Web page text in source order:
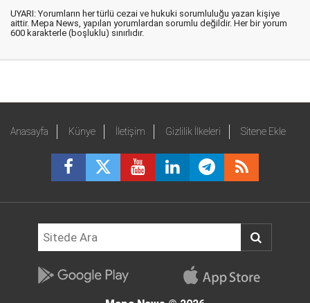
UYARI: Yorumların her türlü cezai ve hukuki sorumluluğu yazan kişiye
aittir. Mepa News, yapılan yorumlardan sorumlu değildir. Her bir yorum
600 karakterle (boşluklu) sınırlıdır.
Anasayfa Künye İletişim Gizlilik İlkeleri Sitene Ekle